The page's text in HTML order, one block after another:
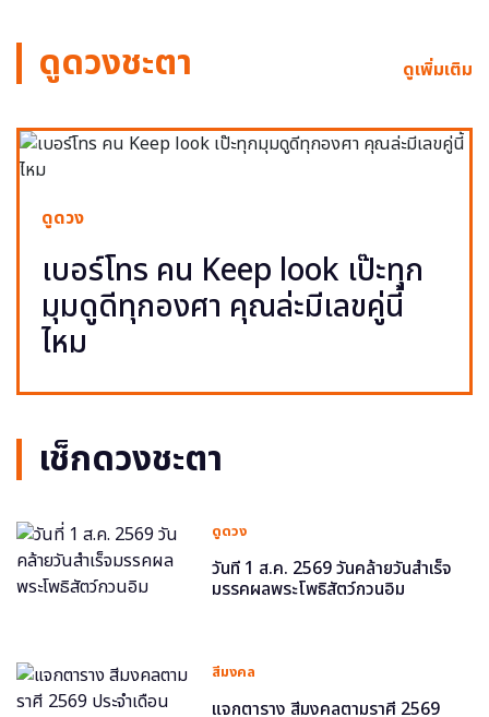
ดูดวงชะตา ดูเพิ่มเติม
ดูดวง
เบอร์โทร คน Keep look เป๊ะทุก
มุมดูดีทุกองศา คุณล่ะมีเลขคู่นี้
ไหม
เช็กดวงชะตา
ดูดวง
วันที่ 1 ส.ค. 2569 วันคล้ายวันสำเร็จ
มรรคผลพระโพธิสัตว์กวนอิม
สีมงคล
แจกตาราง สีมงคลตามราศี 2569